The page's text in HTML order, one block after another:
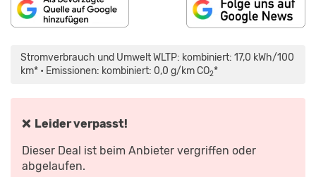
Stromverbrauch und Umwelt WLTP: kombiniert: 17,0 kWh/100
km* • Emissionen: kombiniert: 0,0 g/km CO2*
❌ Leider verpasst!
Dieser Deal ist beim Anbieter vergriffen oder
abgelaufen.
PREISE:
FAKTEN
AUTO
MOTOR
SPORT“
VON
YOUTUBE
ANZEIGEN